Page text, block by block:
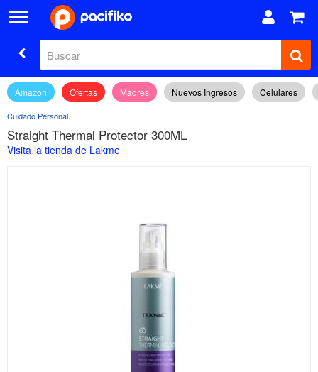
Amazon Ofertas Madres Nuevos Ingresos Celulares
Cuidado Personal
Straight Thermal Protector 300ML
Visita la tienda de Lakme